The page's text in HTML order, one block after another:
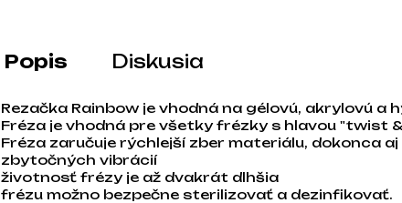
Popis Diskusia
Rezačka Rainbow je vhodná na gélovú, akrylovú a
Fréza je vhodná pre všetky frézky s hlavou "twist &
Fréza zaručuje rýchlejší zber materiálu, dokonca
zbytočných vibrácií
životnosť frézy je až dvakrát dlhšia
frézu možno bezpečne sterilizovať a dezinfikovať.